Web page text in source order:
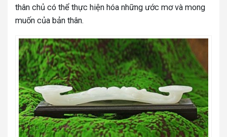
thân chủ có thể thực hiện hóa những ước mơ và mong
muốn của bản thân.